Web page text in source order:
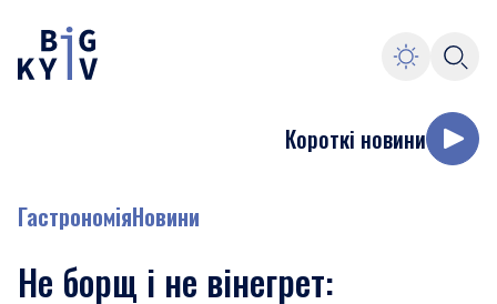
Короткі новини
ГастрономіяНовини
Не борщ і не вінегрет: